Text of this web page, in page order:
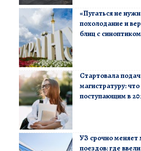
«Пугаться не
похолодание и
блиц с синоптиком
Стартовала
магистратуру:
поступающим в
УЗ срочно
поездов: где